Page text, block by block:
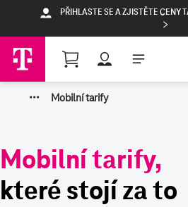
PŘIHLASTE SE A ZJISTĚTE CENY
Nákupní košík
··· Mobilní tarify
Mobilní tarify,
které stojí za to